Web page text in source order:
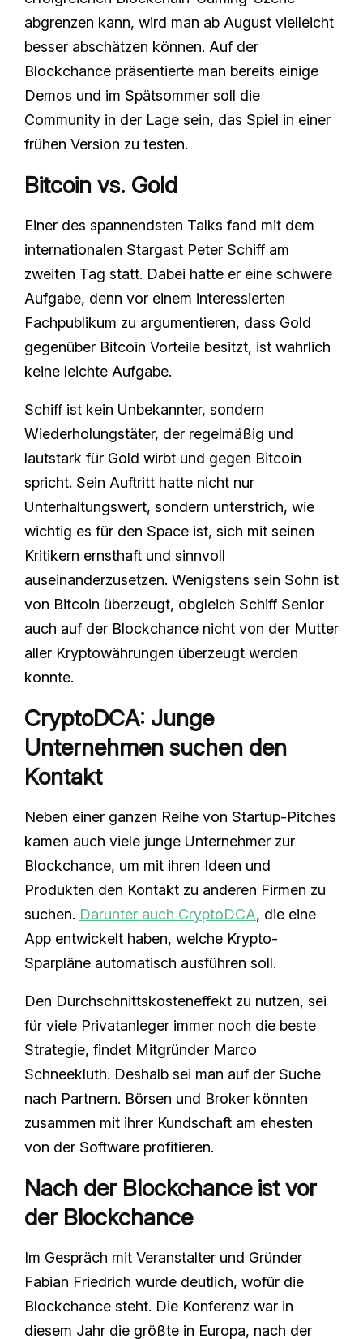
abgrenzen kann, wird man ab August vielleicht
besser abschätzen können. Auf der
Blockchance präsentierte man bereits einige
Demos und im Spätsommer soll die
Community in der Lage sein, das Spiel in einer
frühen Version zu testen.
Bitcoin vs. Gold
Einer des spannendsten Talks fand mit dem
internationalen Stargast Peter Schiff am
zweiten Tag statt. Dabei hatte er eine schwere
Aufgabe, denn vor einem interessierten
Fachpublikum zu argumentieren, dass Gold
gegenüber Bitcoin Vorteile besitzt, ist wahrlich
keine leichte Aufgabe.
Schiff ist kein Unbekannter, sondern
Wiederholungstäter, der regelmäßig und
lautstark für Gold wirbt und gegen Bitcoin
spricht. Sein Auftritt hatte nicht nur
Unterhaltungswert, sondern unterstrich, wie
wichtig es für den Space ist, sich mit seinen
Kritikern ernsthaft und sinnvoll
auseinanderzusetzen. Wenigstens sein Sohn ist
von Bitcoin überzeugt, obgleich Schiff Senior
auch auf der Blockchance nicht von der Mutter
aller Kryptowährungen überzeugt werden
konnte.
CryptoDCA: Junge
Unternehmen suchen den
Kontakt
Neben einer ganzen Reihe von Startup-Pitches
kamen auch viele junge Unternehmer zur
Blockchance, um mit ihren Ideen und
Produkten den Kontakt zu anderen Firmen zu
suchen. Darunter auch CryptoDCA, die eine
App entwickelt haben, welche Krypto-
Sparpläne automatisch ausführen soll.
Den Durchschnittskosteneffekt zu nutzen, sei
für viele Privatanleger immer noch die beste
Strategie, findet Mitgründer Marco
Schneekluth. Deshalb sei man auf der Suche
nach Partnern. Börsen und Broker könnten
zusammen mit ihrer Kundschaft am ehesten
von der Software profitieren.
Nach der Blockchance ist vor
der Blockchance
Im Gespräch mit Veranstalter und Gründer
Fabian Friedrich wurde deutlich, wofür die
Blockchance steht. Die Konferenz war in
diesem Jahr die größte in Europa, nach der